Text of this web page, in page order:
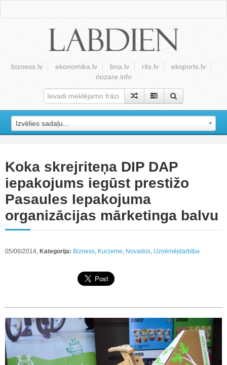
bizness.lv ekonomika.lv bna.lv rits.lv
eksports.lv
nozare.info
Izvēlies sadaļu...
Koka skrejriteņa DIP DAP
iepakojums iegūst prestižo
Pasaules Iepakojuma
organizācijas mārketinga balvu
05/06/2014, Kategorija: Bizness, Kurzeme, Novados, Uzņēmējdarbība